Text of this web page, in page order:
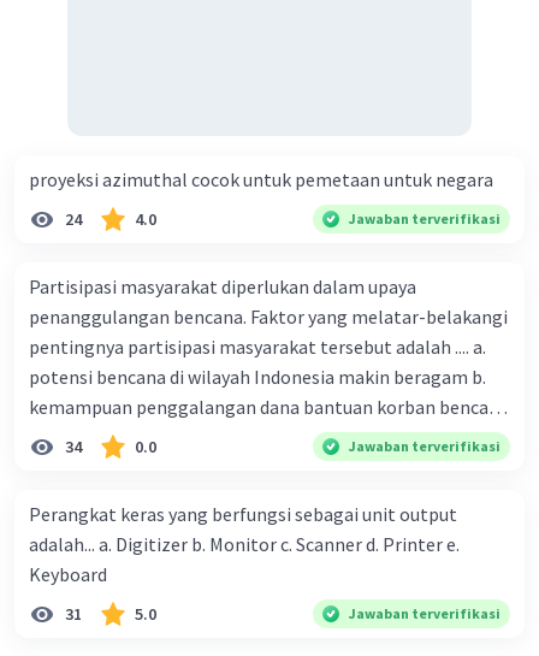
proyeksi azimuthal cocok untuk pemetaan untuk negara
24 4.0 Jawaban terverifikasi
Partisipasi masyarakat diperlukan dalam upaya
penanggulangan bencana. Faktor yang melatar-belakangi
pentingnya partisipasi masyarakat tersebut adalah .... a.
potensi bencana di wilayah Indonesia makin beragam b.
kemampuan penggalangan dana bantuan korban bencana
makin tinggi c. pemahaman pendidikan kebencanaan
kepada masyarakat masih rendah d. masyarakat
bencana e. kepercayaan pemerintah bahwa masyarakat
mampu mengatasi bencana
34 0.0 Jawaban terverifikasi
Perangkat keras yang berfungsi sebagai unit output
adalah... a. Digitizer b. Monitor c. Scanner d. Printer e.
Keyboard
31 5.0 Jawaban terverifikasi